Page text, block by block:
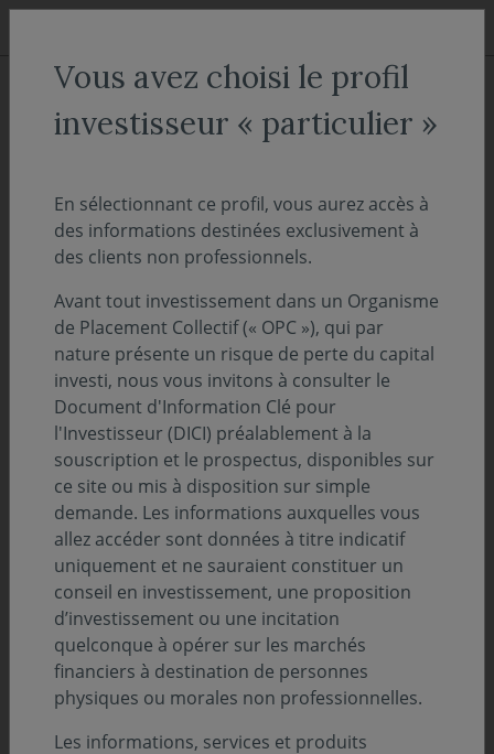
Aller au menu
Aller au contenu
ACCUEIL Décryptages
EDITO 12 février 2019
Découvrez le premier Edito en vidéo de
l'année 2019
Télécharger l'Edito
EDITO FÉVRIER 2019 (PDF - 102.51 KO)
Découvrez tous nos décryptages
Vous avez choisi le profil
investisseur « particulier »
En sélectionnant ce profil, vous aurez accès à
des informations destinées exclusivement à
des clients non professionnels.
Avant tout investissement dans un Organisme
de Placement Collectif (« OPC »), qui par
nature présente un risque de perte du capital
investi, nous vous invitons à consulter le
Document d'Information Clé pour
l'Investisseur (DICI) préalablement à la
souscription et le prospectus, disponibles sur
ce site ou mis à disposition sur simple
demande. Les informations auxquelles vous
allez accéder sont données à titre indicatif
uniquement et ne sauraient constituer un
conseil en investissement, une proposition
d’investissement ou une incitation
quelconque à opérer sur les marchés
financiers à destination de personnes
physiques ou morales non professionnelles.
Les informations, services et produits